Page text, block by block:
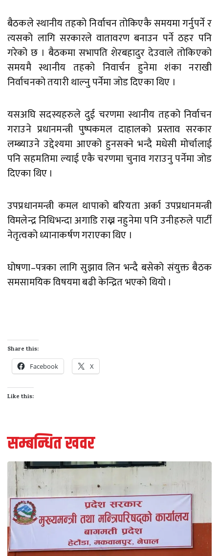
बैठकले स्थानीय तहको निर्वाचन तोकिएकै समयमा गर्नुपर्ने र
त्यसको लागि सरकारले वातावरण बनाउन पर्ने ठहर पनि
गरेको छ । बैठकमा सभापति शेरबहादुर देउवाले तोकिएको
समयमै स्थानीय तहको निवार्चन हुनेमा शंका नराखी
निर्वाचनको तयारी थाल्नु पर्नेमा जोड दिएका थिए ।
यसअघि सदस्यहरुले दुई चरणमा स्थानीय तहको निर्वाचन
गराउने प्रधानमन्त्री पुष्पकमल दाहालको प्रस्ताव सरकार
लम्ब्याउने उद्देश्यमा आएको हुनसक्ने भन्दै मधेसी मोर्चालाई
पनि सहमतिमा ल्याई एकै चरणमा चुनाव गराउनु पर्नेमा जोड
दिएका थिए ।
उपप्रधानमन्त्री कमल थापाको बरियता अर्का उपप्रधानमन्त्री
विमलेन्द्र निधिभन्दा अगाडि राख्न नहुनेमा पनि उनीहरुले पार्टी
नेतृत्वको ध्यानाकर्षण गराएका थिए ।
घोषणा–पत्रका लागि सुझाव लिन भन्दै बसेको संयुक्त बैठक
समसामयिक विषयमा बढी केन्द्रित भएको थियो ।
Share this:
Facebook X
Like this:
सम्बन्धित खवर